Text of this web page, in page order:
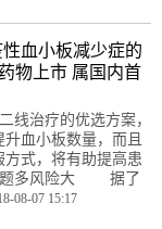
血小板减少症的
物上市 属国内首
线治疗的优选方案，
血小板数量，而且
方式，将有助提高患
题多风险大 据了
08-07 15:17